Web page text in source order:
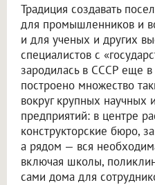
Традиция создавать
для промышленников и
и для ученых и других
специалистов с
зародилась в СССР еще
построено множество
вокруг крупных
предприятий: в центре
конструкторские бюро,
а рядом — вся
включая школы,
сами дома для